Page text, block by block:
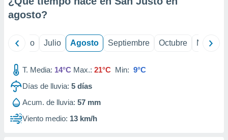
e
publicidad
publicidad
de
agosto?
Junio Julio Agosto Septiembre Octubre
T. Media: 14°C Max.: 21°C Min: 9°C
Días de lluvia: 5 días
Acum. de lluvia: 57 mm
Viento medio: 13 km/h